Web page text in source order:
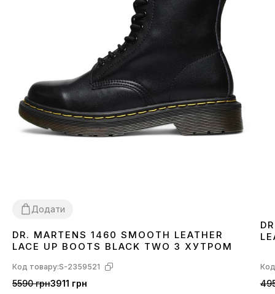
Додати
36 373839 404142 43 444546
DR. MARTENS 1460 SMOOTH LEATHER
LACE UP BOOTS BLACK TWO З ХУТРОМ
Код товару:S-2359521
5590 грн3911 грн